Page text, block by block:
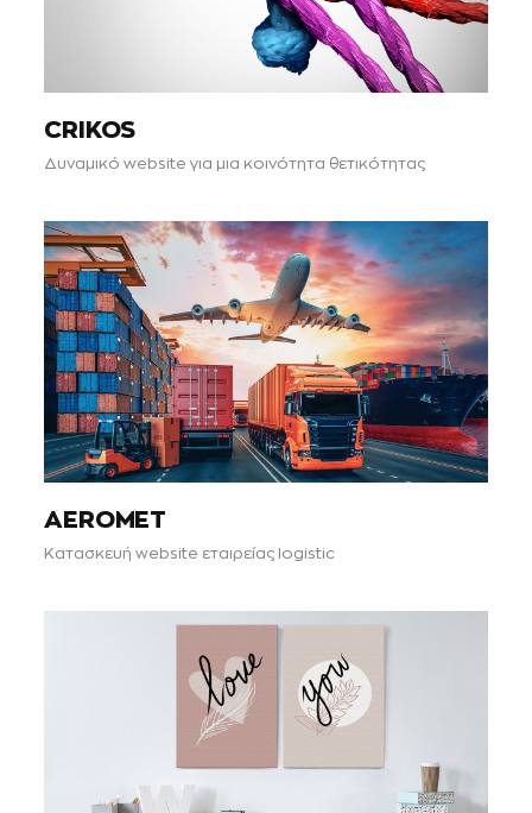
CRIKOS
Δυναμικό website για μια κοινότητα θετικότητας
AEROMET
Κατασκευή website εταιρείας logistic